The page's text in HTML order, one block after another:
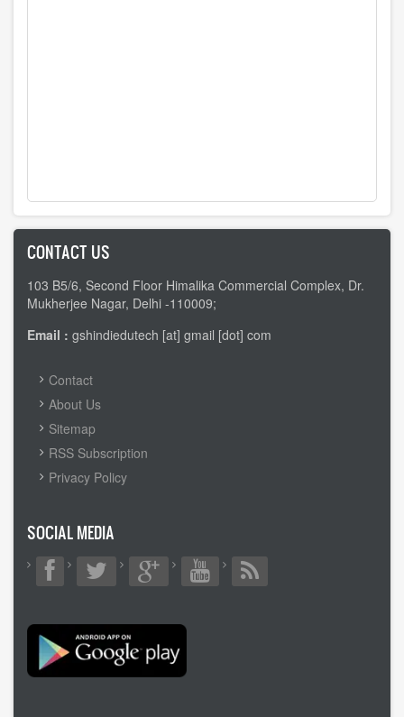
CONTACT US
103 B5/6, Second Floor Himalika Commercial Complex, Dr.
Mukherjee Nagar, Delhi -110009;
Email : gshindiedutech [at] gmail [dot] com
FOOTER
MENU
Contact
About Us
Sitemap
RSS Subscription
Privacy Policy
SOCIAL MEDIA